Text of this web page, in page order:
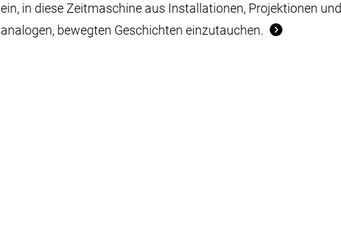
ein, in diese Zeitmaschine aus Installationen, Projektionen und
analogen, bewegten Geschichten einzutauchen.